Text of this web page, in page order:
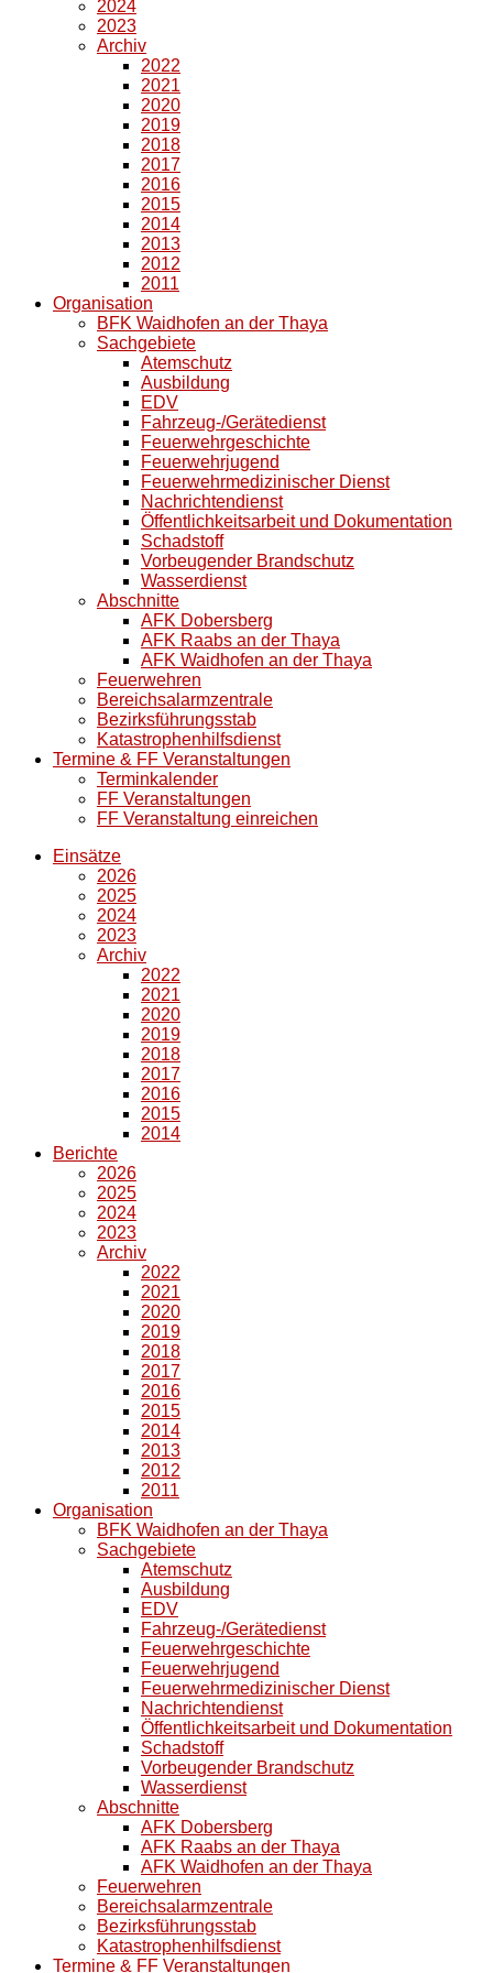
2024
2023
Archiv
2022
2021
2020
2019
2018
2017
2016
2015
2014
2013
2012
2011
Organisation
BFK Waidhofen an der Thaya
Sachgebiete
Atemschutz
Ausbildung
EDV
Fahrzeug-/Gerätedienst
Feuerwehrgeschichte
Feuerwehrjugend
Feuerwehrmedizinischer Dienst
Nachrichtendienst
Öffentlichkeitsarbeit und Dokumentation
Schadstoff
Vorbeugender Brandschutz
Wasserdienst
Abschnitte
AFK Dobersberg
AFK Raabs an der Thaya
AFK Waidhofen an der Thaya
Feuerwehren
Bereichsalarmzentrale
Bezirksführungsstab
Katastrophenhilfsdienst
Termine & FF Veranstaltungen
Terminkalender
FF Veranstaltungen
FF Veranstaltung einreichen
Einsätze
2026
2025
2024
2023
Archiv
2022
2021
2020
2019
2018
2017
2016
2015
2014
Berichte
2026
2025
2024
2023
Archiv
2022
2021
2020
2019
2018
2017
2016
2015
2014
2013
2012
2011
Organisation
BFK Waidhofen an der Thaya
Sachgebiete
Atemschutz
Ausbildung
EDV
Fahrzeug-/Gerätedienst
Feuerwehrgeschichte
Feuerwehrjugend
Feuerwehrmedizinischer Dienst
Nachrichtendienst
Öffentlichkeitsarbeit und Dokumentation
Schadstoff
Vorbeugender Brandschutz
Wasserdienst
Abschnitte
AFK Dobersberg
AFK Raabs an der Thaya
AFK Waidhofen an der Thaya
Feuerwehren
Bereichsalarmzentrale
Bezirksführungsstab
Katastrophenhilfsdienst
Termine & FF Veranstaltungen